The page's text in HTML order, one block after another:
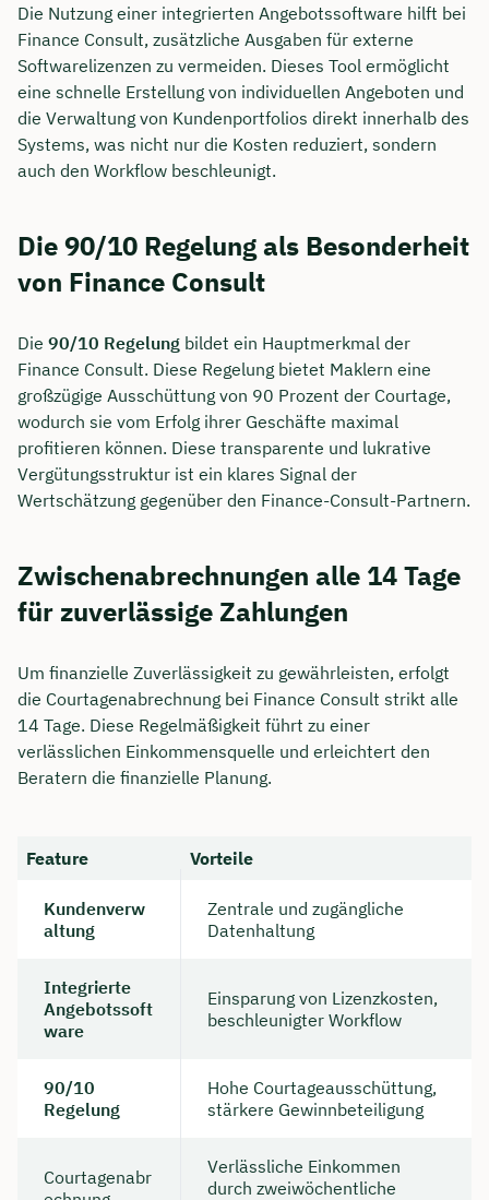
Die Nutzung einer integrierten Angebotssoftware hilft bei
Finance Consult, zusätzliche Ausgaben für externe
Softwarelizenzen zu vermeiden. Dieses Tool ermöglicht
eine schnelle Erstellung von individuellen Angeboten und
die Verwaltung von Kundenportfolios direkt innerhalb des
Systems, was nicht nur die Kosten reduziert, sondern
auch den Workflow beschleunigt.
Die 90/10 Regelung als Besonderheit
von Finance Consult
Die 90/10 Regelung bildet ein Hauptmerkmal der
Finance Consult. Diese Regelung bietet Maklern eine
großzügige Ausschüttung von 90 Prozent der Courtage,
wodurch sie vom Erfolg ihrer Geschäfte maximal
profitieren können. Diese transparente und lukrative
Vergütungsstruktur ist ein klares Signal der
Wertschätzung gegenüber den Finance-Consult-Partnern.
Zwischenabrechnungen alle 14 Tage
für zuverlässige Zahlungen
Um finanzielle Zuverlässigkeit zu gewährleisten, erfolgt
die Courtagenabrechnung bei Finance Consult strikt alle
14 Tage. Diese Regelmäßigkeit führt zu einer
verlässlichen Einkommensquelle und erleichtert den
Beratern die finanzielle Planung.
Feature Vorteile
Kundenverw
altung
Zentrale und zugängliche
Datenhaltung
Integrierte
Angebotssoft
ware
Einsparung von Lizenzkosten,
beschleunigter Workflow
90/10
Regelung
Hohe Courtageausschüttung,
stärkere Gewinnbeteiligung
Courtagenabr
Verlässliche Einkommen
durch zweiwöchentliche
Beratungsgespräch sichern 🤝